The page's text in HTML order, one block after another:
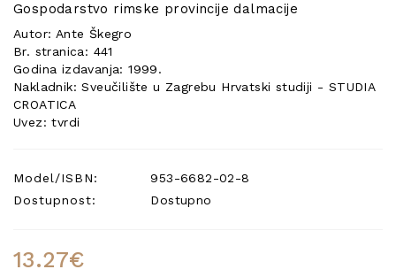
Gospodarstvo rimske provincije dalmacije
Autor: Ante Škegro
Br. stranica: 441
Godina izdavanja: 1999.
Nakladnik: Sveučilište u Zagrebu Hrvatski studiji - STUDIA
CROATICA
Uvez: tvrdi
Model/ISBN:
953-6682-02-8
Dostupnost:
Dostupno
13.27€